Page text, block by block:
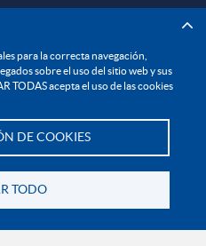
para la correcta navegación,
sobre el uso del sitio web y sus
TODAS acepta el uso de las cookies
DE COOKIES
TODO
interna general